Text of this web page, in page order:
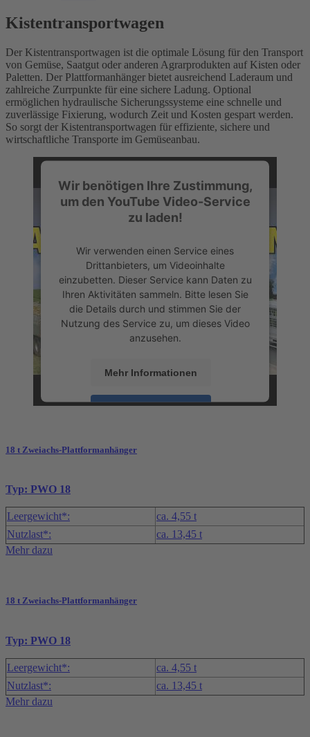
Kistentransportwagen
Der Kistentransportwagen ist die optimale Lösung für den Transport
von Gemüse, Saatgut oder anderen Agrarprodukten auf Kisten oder
Paletten. Der Plattformanhänger bietet ausreichend Laderaum und
zahlreiche Zurrpunkte für eine sichere Ladung. Optional
ermöglichen hydraulische Sicherungssysteme eine schnelle und
zuverlässige Fixierung, wodurch Zeit und Kosten gespart werden.
So sorgt der Kistentransportwagen für effiziente, sichere und
wirtschaftliche Transporte im Gemüseanbau.
Wir benötigen Ihre Zustimmung,
um den YouTube Video-Service
zu laden!
Wir verwenden einen Service eines
Drittanbieters, um Videoinhalte
einzubetten. Dieser Service kann Daten zu
Ihren Aktivitäten sammeln. Bitte lesen Sie
die Details durch und stimmen Sie der
Nutzung des Service zu, um dieses Video
anzusehen.
Mehr Informationen
Akzeptieren
Management Platform
18 t Zweiachs-Plattformanhänger
Typ: PWO 18
Leergewicht*:
ca. 4,55 t
Nutzlast*:
ca. 13,45 t
Mehr dazu
18 t Zweiachs-Plattformanhänger
Typ: PWO 18
Leergewicht*:
ca. 4,55 t
Nutzlast*:
ca. 13,45 t
Mehr dazu